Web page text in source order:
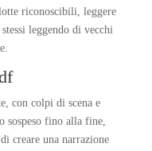
riconoscibili, leggere
leggendo di vecchi
con colpi di scena e
sospeso fino alla fine,
creare una narrazione